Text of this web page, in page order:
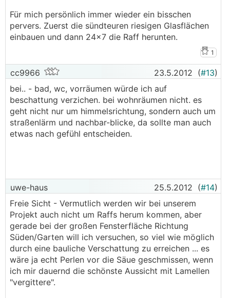
Für mich persönlich immer wieder ein bisschen
pervers. Zuerst die sündteuren riesigen Glasflächen
einbauen und dann 24x7 die Raff herunten.
1
cc9966 23.5.2012 (#13)
bei.. - bad, wc, vorräumen würde ich auf
beschattung verzichen. bei wohnräumen nicht. es
geht nicht nur um himmelsrichtung, sondern auch um
straßenlärm und nachbar-blicke, da sollte man auch
etwas nach gefühl entscheiden.
uwe-haus 25.5.2012 (#14)
Freie Sicht - Vermutlich werden wir bei unserem
Projekt auch nicht um Raffs herum kommen, aber
gerade bei der großen Fensterfläche Richtung
Süden/Garten will ich versuchen, so viel wie möglich
durch eine bauliche Verschattung zu erreichen ... es
wäre ja echt Perlen vor die Säue geschmissen, wenn
ich mir dauernd die schönste Aussicht mit Lamellen
"vergittere".